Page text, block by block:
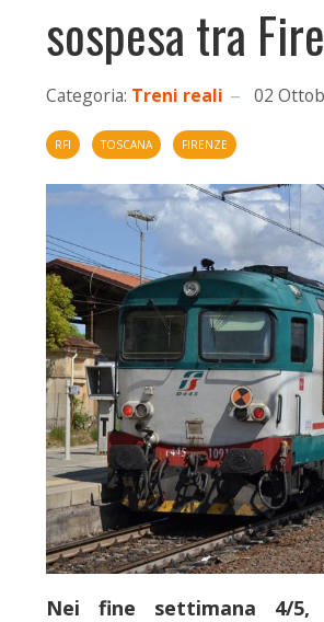
sospesa tra
Categoria: Treni reali 02
RFI TOSCANA FIRENZE
Nei fine settimana 4/